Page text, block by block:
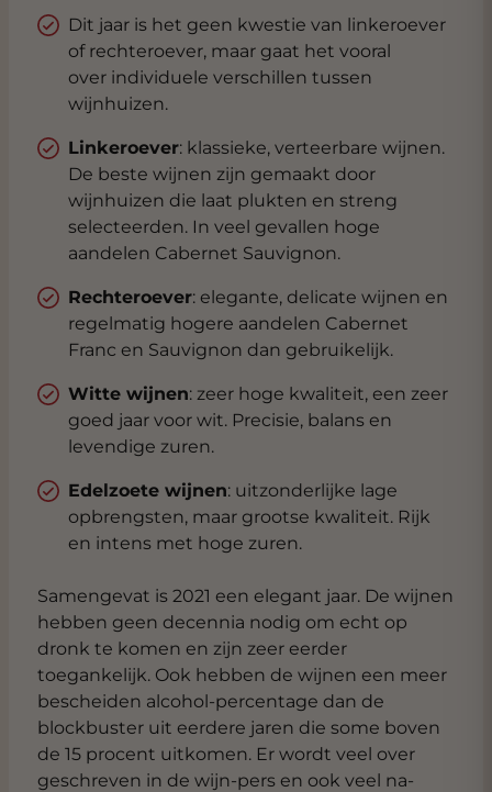
Dit jaar is het geen kwestie van linkeroever
of rechteroever, maar gaat het vooral
over individuele verschillen tussen
wijnhuizen.
Linkeroever: klassieke, verteerbare wijnen.
De beste wijnen zijn gemaakt door
wijnhuizen die laat plukten en streng
selecteerden. In veel gevallen hoge
aandelen Cabernet Sauvignon.
Rechteroever: elegante, delicate wijnen en
regelmatig hogere aandelen Cabernet
Franc en Sauvignon dan gebruikelijk.
Witte wijnen: zeer hoge kwaliteit, een zeer
goed jaar voor wit. Precisie, balans en
levendige zuren.
Edelzoete wijnen: uitzonderlijke lage
opbrengsten, maar grootse kwaliteit. Rijk
en intens met hoge zuren.
Samengevat is 2021 een elegant jaar. De wijnen
hebben geen decennia nodig om echt op
dronk te komen en zijn zeer eerder
toegankelijk. Ook hebben de wijnen een meer
bescheiden alcohol-percentage dan de
blockbuster uit eerdere jaren die some boven
de 15 procent uitkomen. Er wordt veel over
geschreven in de wijn-pers en ook veel na-